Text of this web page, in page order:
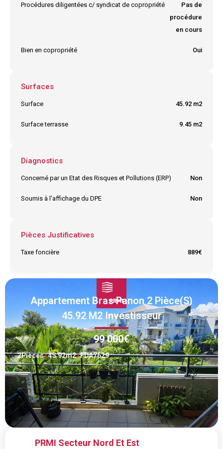
Procédures diligentées c/ syndicat de copropriété
Pas de
procédure
en cours
Bien en copropriété Oui
Surfaces
Surface 45.92 m2
Surface terrasse 9.45 m2
Diagnostics
Concerné par un Etat des Risques et Pollutions (ERP) Non
Soumis à l'affichage du DPE Non
Pièces Justificatives
Taxe foncière 889€
Appartement Bras Panon 2 Pièce(s)
45.92 M2 Investisseur
99 000€
Pièces
2 m2
45.92 FDA7629
PRMI Secteur Nord Et Est